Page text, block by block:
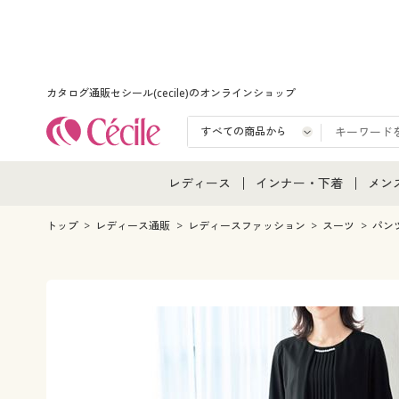
カタログ通販セシール(cecile)のオンラインショップ
レディース
レディース通販すべて
女性下着
インナー・下着
インナー・下着通販すべ
メンズ下着
ジュニア・ティーンズ下
メン
メ
メン
トップ レディース通販 レディースファッション スーツ パン